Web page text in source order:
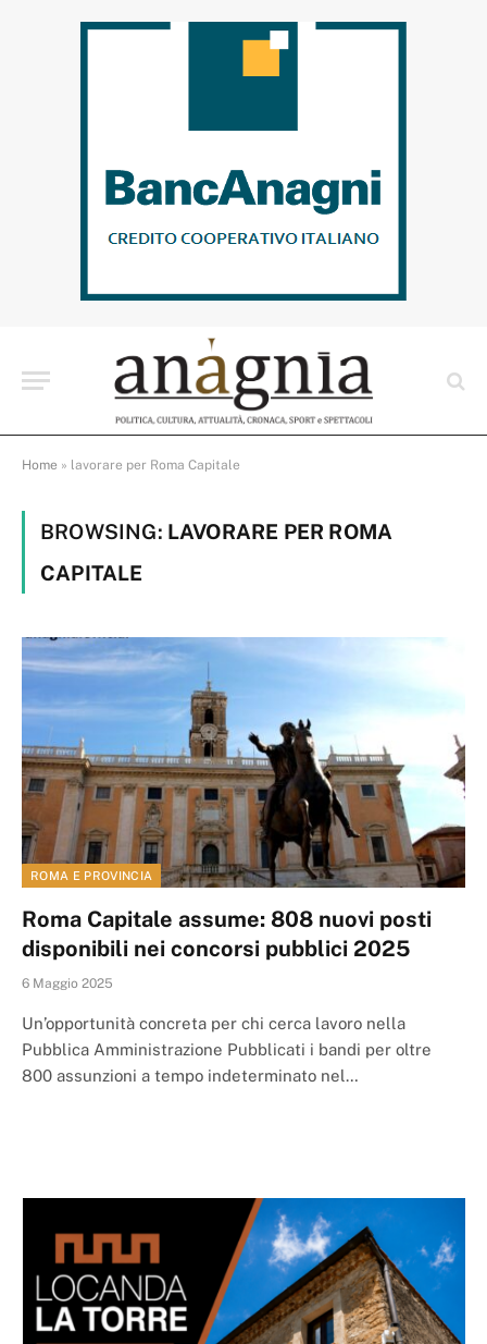
Home » lavorare per Roma Capitale
BROWSING: LAVORARE PER ROMA
CAPITALE
ROMA E PROVINCIA
Roma Capitale assume: 808 nuovi posti
disponibili nei concorsi pubblici 2025
6 Maggio 2025
Un’opportunità concreta per chi cerca lavoro nella
Pubblica Amministrazione Pubblicati i bandi per oltre
800 assunzioni a tempo indeterminato nel…